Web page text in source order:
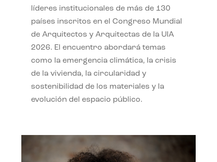
líderes institucionales de más de 130
países inscritos en el Congreso Mundial
de Arquitectos y Arquitectas de la UIA
2026. El encuentro abordará temas
como la emergencia climática, la crisis
de la vivienda, la circularidad y
sostenibilidad de los materiales y la
evolución del espacio público.